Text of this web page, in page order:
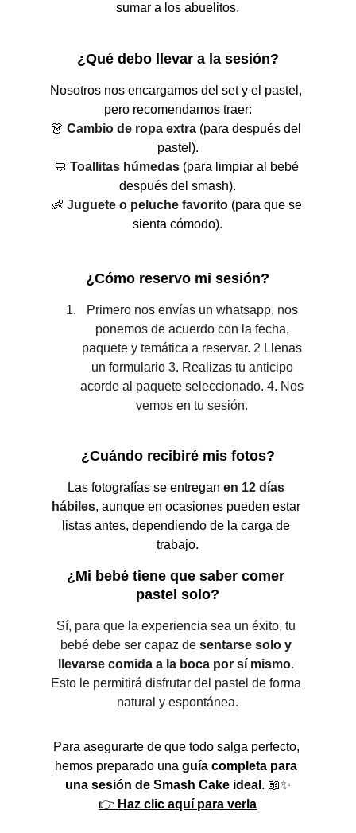
sumar a los abuelitos.
¿Qué debo llevar a la sesión?
Nosotros nos encargamos del set y el pastel,
pero recomendamos traer:
👗 Cambio de ropa extra (para después del
pastel).
🧼 Toallitas húmedas (para limpiar al bebé
después del smash).
👶 Juguete o peluche favorito (para que se
sienta cómodo).
¿Cómo reservo mi sesión?
Primero nos envías un whatsapp, nos
ponemos de acuerdo con la fecha,
paquete y temática a reservar. 2 Llenas
un formulario 3. Realizas tu anticipo
acorde al paquete seleccionado. 4. Nos
vemos en tu sesión.
¿Cuándo recibiré mis fotos?
Las fotografías se entregan en 12 días
hábiles, aunque en ocasiones pueden estar
listas antes, dependiendo de la carga de
trabajo.
¿Mi bebé tiene que saber comer
pastel solo?
Sí, para que la experiencia sea un éxito, tu
bebé debe ser capaz de sentarse solo y
llevarse comida a la boca por sí mismo.
Esto le permitirá disfrutar del pastel de forma
natural y espontánea.
Para asegurarte de que todo salga perfecto,
hemos preparado una guía completa para
una sesión de Smash Cake ideal . 📖✨
👉 Haz clic aquí para verla